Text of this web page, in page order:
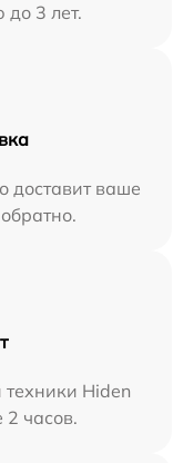
до 3 лет.
доставит ваше
Hiden
2 часов.